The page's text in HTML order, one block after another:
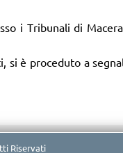
i Tribunali di
è proceduto a
Riservati